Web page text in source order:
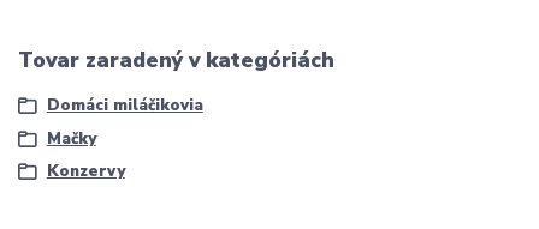
Tovar zaradený v kategóriách
Domáci miláčikovia
Mačky
Konzervy